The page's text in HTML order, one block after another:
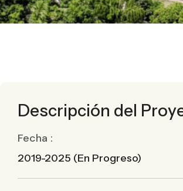
Descripción del
Fecha :
2019-2025 (En Progreso)